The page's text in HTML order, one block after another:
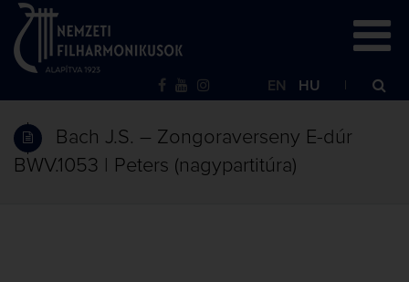
EN HU
Bach J.S. – Zongoraverseny E-dúr
BWV.1053 | Peters (nagypartitúra)